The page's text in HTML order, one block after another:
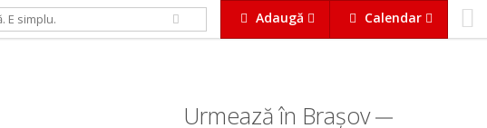
Adaugă Calendar
Urmează în Braşov